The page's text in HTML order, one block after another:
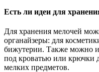
Есть ли идеи для
Для хранения мелочей
органайзеры: для
бижутерии. Также можно
под кроватью или крючки
мелких предметов.